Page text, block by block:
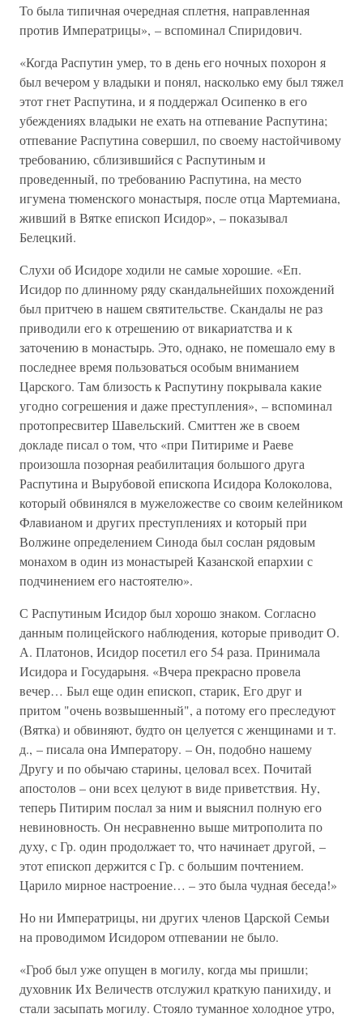
То была типичная очередная сплетня, направленная
против Императрицы», – вспоминал Спиридович.
«Когда Распутин умер, то в день его ночных похорон я
был вечером у владыки и понял, насколько ему был тяжел
этот гнет Распутина, и я поддержал Осипенко в его
убеждениях владыки не ехать на отпевание Распутина;
отпевание Распутина совершил, по своему настойчивому
требованию, сблизившийся с Распутиным и
проведенный, по требованию Распутина, на место
игумена тюменского монастыря, после отца Мартемиана,
живший в Вятке епископ Исидор», – показывал
Белецкий.
Слухи об Исидоре ходили не самые хорошие. «Еп.
Исидор по длинному ряду скандальнейших похождений
был притчею в нашем святительстве. Скандалы не раз
приводили его к отрешению от викариатства и к
заточению в монастырь. Это, однако, не помешало ему в
последнее время пользоваться особым вниманием
Царского. Там близость к Распутину покрывала какие
угодно согрешения и даже преступления», – вспоминал
протопресвитер Шавельский. Смиттен же в своем
докладе писал о том, что «при Питириме и Раеве
произошла позорная реабилитация большого друга
Распутина и Вырубовой епископа Исидора Колоколова,
который обвинялся в мужеложестве со своим келейником
Флавианом и других преступлениях и который при
Волжине определением Синода был сослан рядовым
монахом в один из монастырей Казанской епархии с
подчинением его настоятелю».
С Распутиным Исидор был хорошо знаком. Согласно
данным полицейского наблюдения, которые приводит О.
А. Платонов, Исидор посетил его 54 раза. Принимала
Исидора и Государыня. «Вчера прекрасно провела
вечер… Был еще один епископ, старик, Его друг и
притом "очень возвышенный", а потому его преследуют
(Вятка) и обвиняют, будто он целуется с женщинами и т.
д., – писала она Императору. – Он, подобно нашему
Другу и по обычаю старины, целовал всех. Почитай
апостолов – они всех целуют в виде приветствия. Ну,
теперь Питирим послал за ним и выяснил полную его
невиновность. Он несравненно выше митрополита по
духу, с Гр. один продолжает то, что начинает другой, –
этот епископ держится с Гр. с большим почтением.
Царило мирное настроение… – это была чудная беседа!»
Но ни Императрицы, ни других членов Царской Семьи
на проводимом Исидором отпевании не было.
«Гроб был уже опущен в могилу, когда мы пришли;
духовник Их Величеств отслужил краткую панихиду, и
стали засыпать могилу. Стояло туманное холодное утро,